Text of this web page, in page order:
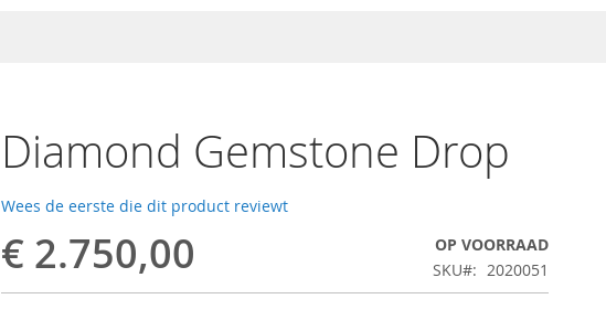
Diamond Gemstone Drop
Wees de eerste die dit product reviewt
€ 2.750,00
OP VOORRAAD
SKU
2020051